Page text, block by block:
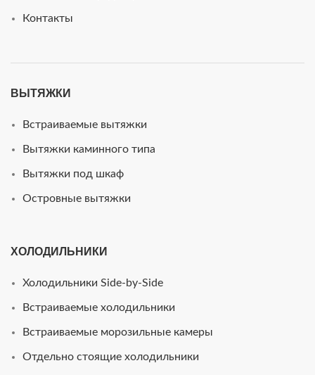
Контакты
ВЫТЯЖКИ
Встраиваемые вытяжки
Вытяжки каминного типа
Вытяжки под шкаф
Островные вытяжки
ХОЛОДИЛЬНИКИ
Холодильники Side-by-Side
Встраиваемые холодильники
Встраиваемые морозильные камеры
Отдельно стоящие холодильники